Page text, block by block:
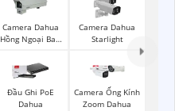
Camera Dahua
Hồng Ngoại Ban
Camera Dahua
Starlight
Đầu Ghi PoE
Dahua
Camera Ống Kính
Zoom Dahua